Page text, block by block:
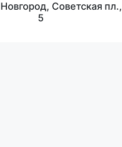
Советская пл.,
5